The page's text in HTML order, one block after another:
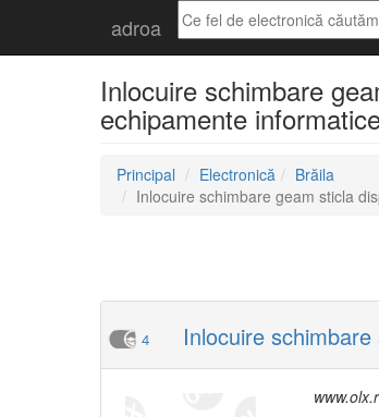
adroa
Inlocuire schimbare
echipamente
Principal Electronică
Brăila
Inlocuire schimbare geam sticla
4 Inlocuire